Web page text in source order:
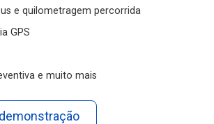
e quilometragem percorrida
GPS
e muito mais